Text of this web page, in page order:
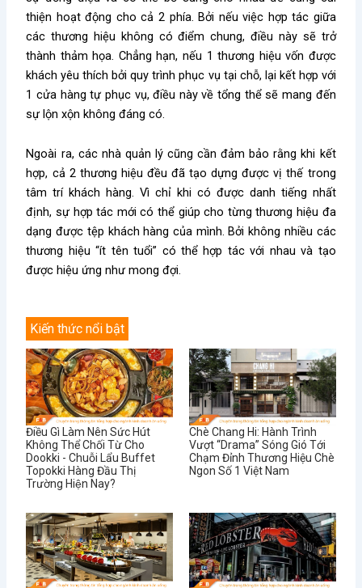
thiện hoạt động cho cả 2 phía. Bởi nếu việc hợp tác giữa
các thương hiệu không có điểm chung, điều này sẽ trở
thành thảm họa. Chẳng hạn, nếu 1 thương hiệu vốn được
khách yêu thích bởi quy trình phục vụ tại chỗ, lại kết hợp với
1 cửa hàng tự phục vụ, điều này về tổng thể sẽ mang đến
sự lộn xộn không đáng có.
Ngoài ra, các nhà quản lý cũng cần đảm bảo rằng khi kết
hợp, cả 2 thương hiệu đều đã tạo dựng được vị thế trong
tâm trí khách hàng. Vì chỉ khi có được danh tiếng nhất
định, sự hợp tác mới có thể giúp cho từng thương hiệu đa
dạng được tệp khách hàng của mình. Bởi không nhiều các
thương hiệu “ít tên tuổi” có thể hợp tác với nhau và tạo
được hiệu ứng như mong đợi.
Kiến thức nổi bật
Điều Gì Làm Nên Sức Hút
Không Thể Chối Từ Cho
Dookki - Chuỗi Lẩu Buffet
Topokki Hàng Đầu Thị
Trường Hiện Nay?
Chè Chang Hi: Hành Trình
Vượt “Drama” Sóng Gió Tới
Chạm Đỉnh Thương Hiệu Chè
Ngon Số 1 Việt Nam